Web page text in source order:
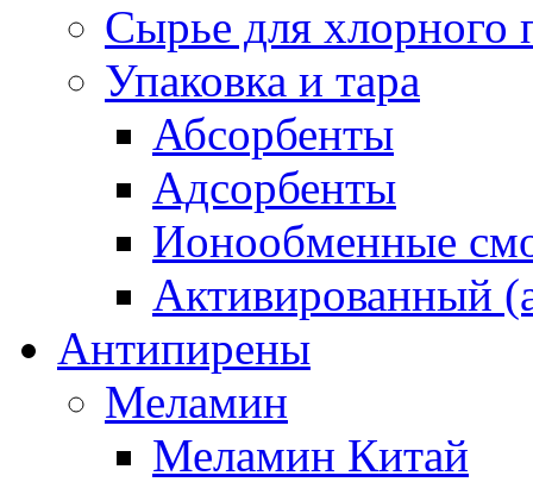
Сырье для хлорного
Упаковка и тара
Абсорбенты
Адсорбенты
Ионообменные
Активированный
Антипирены
Меламин
Меламин Китай